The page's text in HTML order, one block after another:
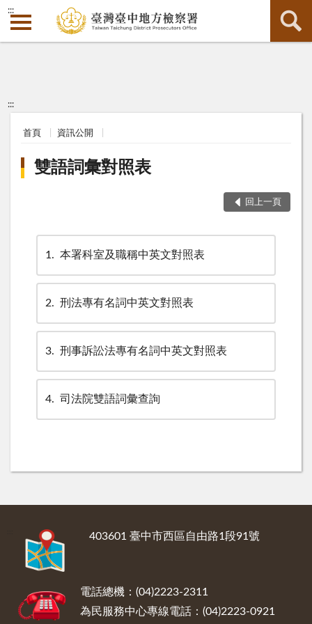
:::
:::
首頁 資訊公開
雙語詞彙對照表
回上一頁
1 本署科室及職稱中英文對照表
2 刑法專有名詞中英文對照表
3 刑事訴訟法專有名詞中英文對照表
4 司法院雙語詞彙查詢
403601 臺中市西區自由路1段91號
電話總機：(04)2223-2311
為民服務中心專線電話：(04)2223-0921